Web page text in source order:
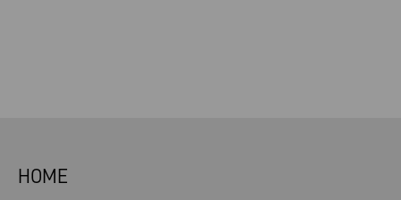
HOME